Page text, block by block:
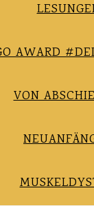
AWARD
VON